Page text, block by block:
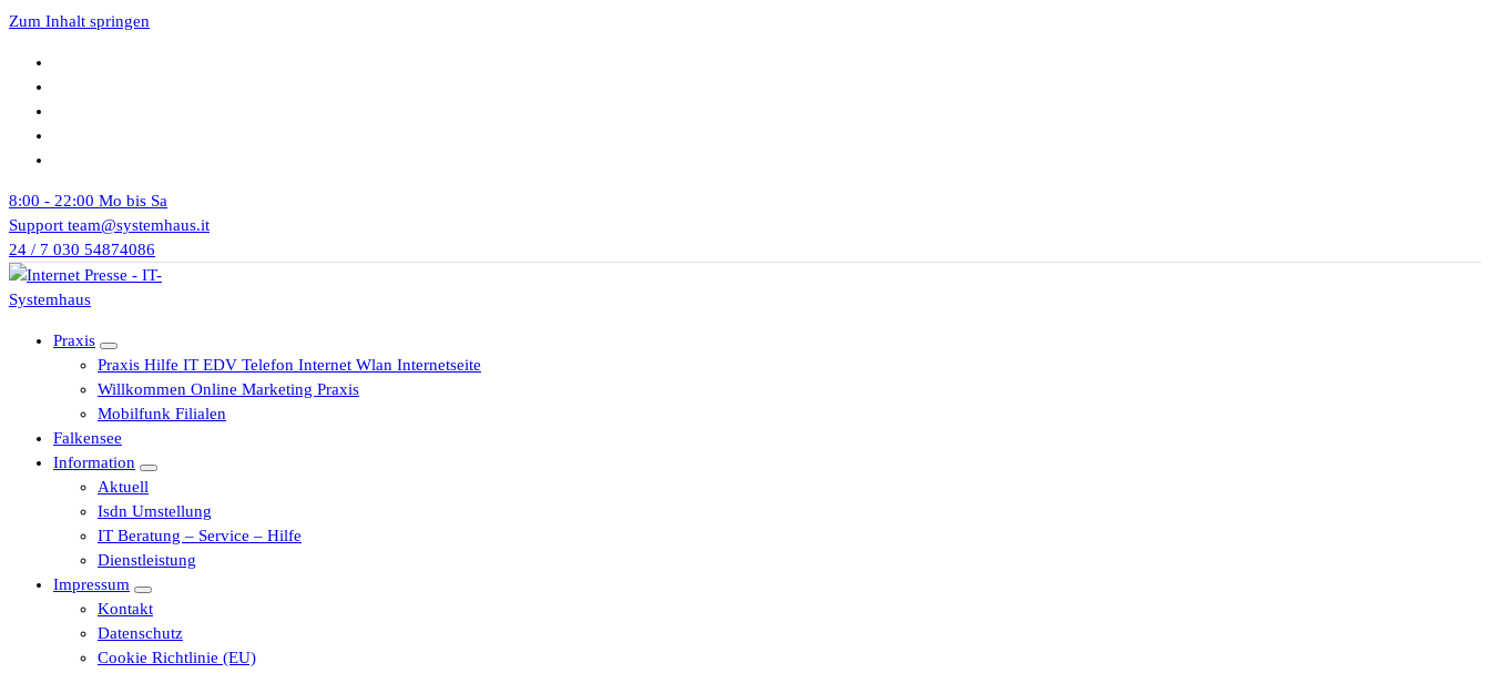
Zum Inhalt springen
8:00 - 22:00 Mo bis Sa
Support team@systemhaus.it
24 / 7 030 54874086
Praxis
Praxis Hilfe IT EDV Telefon Internet Wlan Internetseite
Willkommen Online Marketing Praxis
Mobilfunk Filialen
Falkensee
Information
Aktuell
Isdn Umstellung
IT Beratung – Service – Hilfe
Dienstleistung
Impressum
Kontakt
Datenschutz
Cookie Richtlinie (EU)